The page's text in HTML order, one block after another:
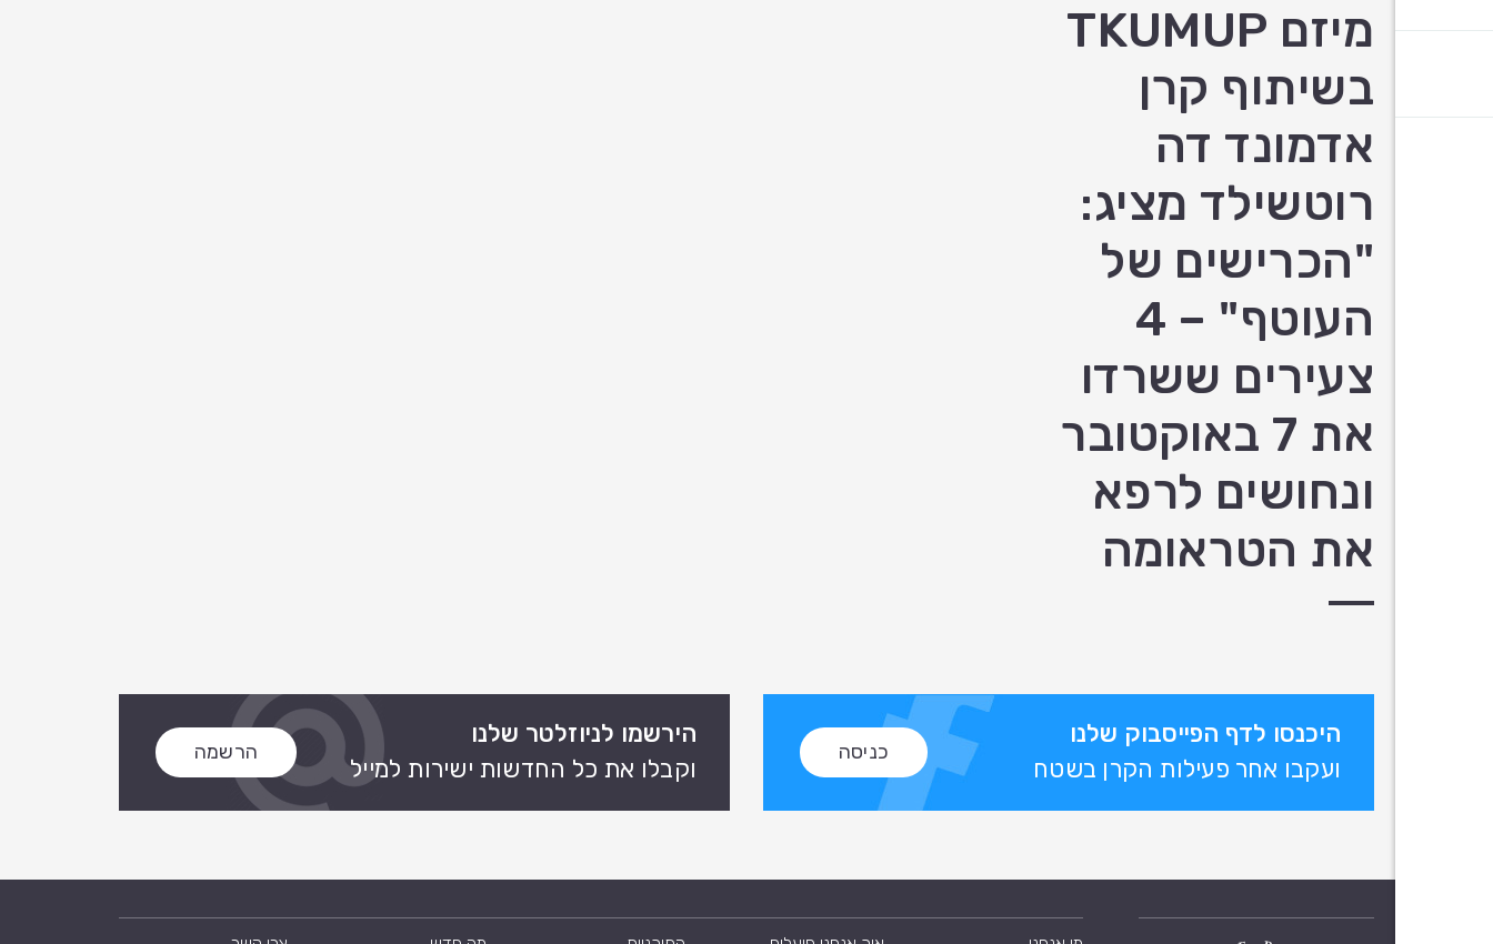
מיזם TKUMUP
בשיתוף קרן
אדמונד דה
רוטשילד מציג:
"הכרישים של
העוטף" – 4
צעירים ששרדו
את 7 באוקטובר
ונחושים לרפא
את הטראומה
היכנסו לדף הפייסבוק שלנו
ועקבו אחר פעילות הקרן בשטח
כניסה
הירשמו לניוזלטר שלנו
וקבלו את כל החדשות ישירות למייל
הרשמה